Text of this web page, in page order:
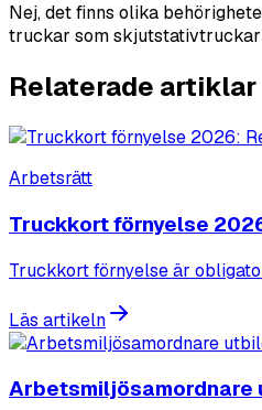
Nej, det finns olika
truckar som
Relaterade artiklar
Arbetsrätt
Truckkort förnyelse
Truckkort förnyelse är
Läs artikeln
Arbetsmiljösamordnare